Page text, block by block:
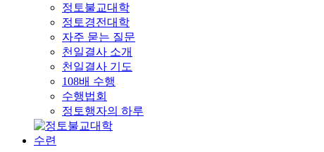
정토불교대학
정토경전대학
자주 묻는 질문
천일결사 소개
천일결사 기도
108배 수행
수행법회
정토행자의 하루
수련